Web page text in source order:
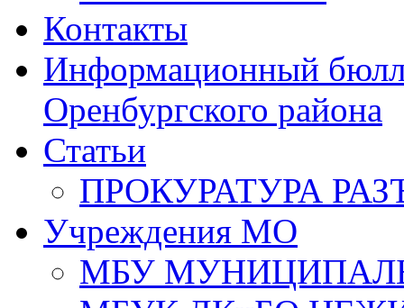
Контакты
Информационный
Оренбургского района
Статьи
ПРОКУРАТУРА
Учреждения МО
МБУ